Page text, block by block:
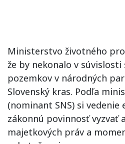
Ministerstvo životného
že by nekonalo v
pozemkov v národných
Slovenský kras. Podľa
(nominant SNS) si
zákonnú povinnosť vyzvať
majetkových práv a